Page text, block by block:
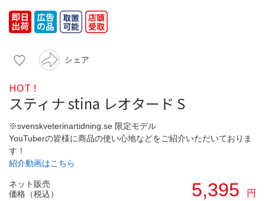
シェア
HOT !
スティナ stina レオタード S
※svenskveterinartidning.se 限定モデル
YouTuberの皆様に商品の使い心地などをご紹介いただいておりま
す！
紹介動画はこちら
ネット販売
価格（税込）
5,395 円